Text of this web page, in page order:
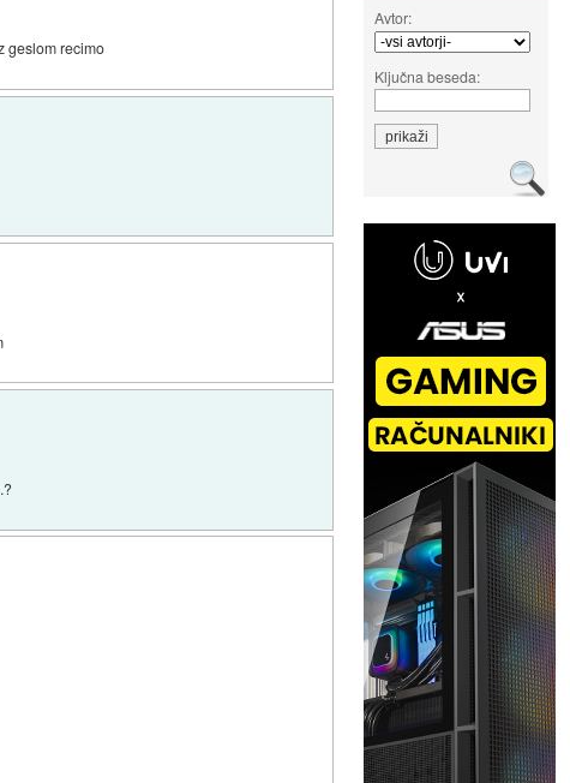
Avtor:
Ključna beseda:
geslom recimo